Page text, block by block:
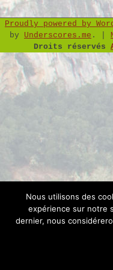
Proudly powered by
by Underscores.me .
Droits réservés
Nous utilisons des
expérience sur notre
dernier, nous